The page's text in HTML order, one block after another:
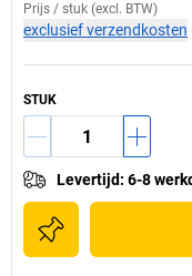
Prijs / stuk (excl. BTW)
exclusief verzendkosten
STUK
Levertijd: 6-8